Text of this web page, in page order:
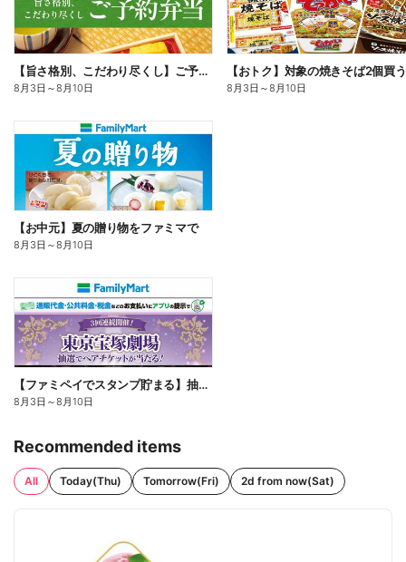
【旨さ格別、こだわり尽くし】ご予約弁当
8月3日 ～8月10日 8月3日 ～8月10日
【お中元】夏の贈り物をファミマで
8月3日 ～8月10日
【ファミペイでスタンプ貯まる】抽選でペアチケットが当たる!
8月3日 ～8月10日
Recommended items
All Today(Thu) Tomorrow(Fri) 2d from now(Sat)